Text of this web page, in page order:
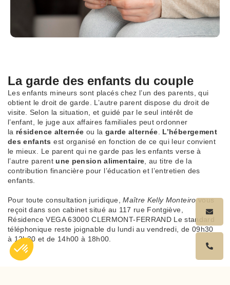
La garde des enfants du couple
Les enfants mineurs sont placés chez l’un des parents, qui
obtient le droit de garde. L’autre parent dispose du droit de
visite. Selon la situation, et guidé par le seul intérêt de
l’enfant, le juge aux affaires familiales peut ordonner
la résidence alternée ou la garde alternée
L’hébergement
des enfantsest organisé en fonction de ce qui leur convient
le mieux. Le parent qui ne garde pas les enfants verse à
l’autre parentune pension alimentaire , au titre de la
contribution financière pour l’éducation et l’entretien des
enfants.
Pour toute consultation juridique,Maître Kelly Monteirovous
reçoit dans son cabinet situé au 117 rue Fontgiève,
Résidence VEGA 63000 CLERMONT-FERRAND Le standard
téléphonique reste joignable du lundi au vendredi, de 09h30
à 12h30 et de 14h00 à 18h00.